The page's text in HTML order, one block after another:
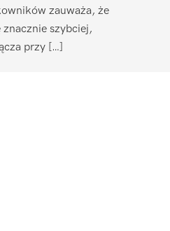
zauważa, że
znacznie szybciej,
przy […]